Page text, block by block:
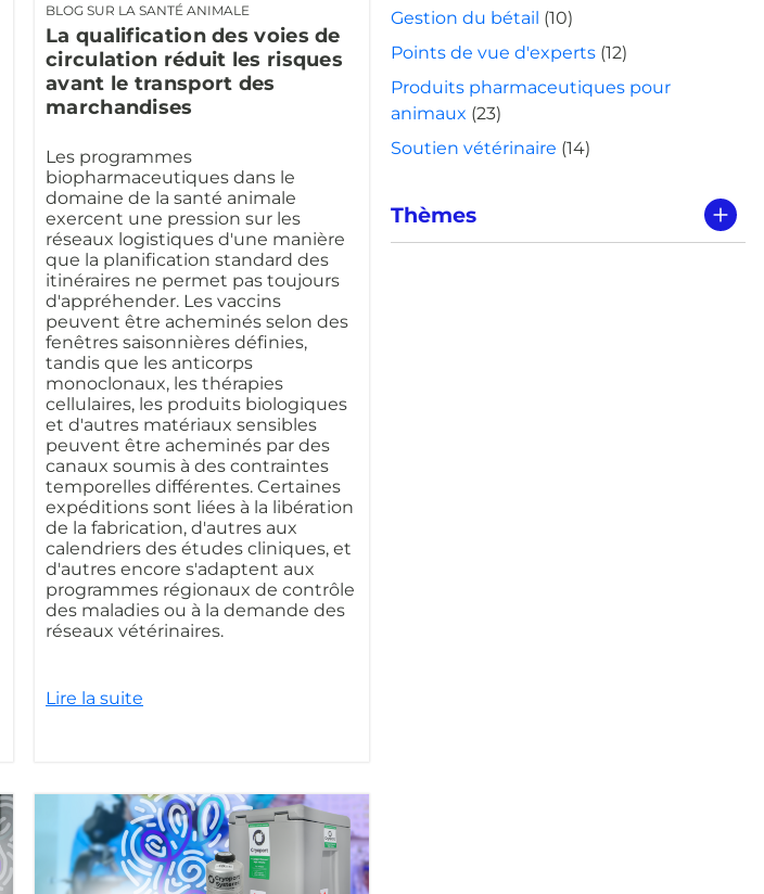
BLOG SUR LA SANTÉ ANIMALE
La qualification des voies de
circulation réduit les risques
avant le transport des
marchandises
Les programmes
biopharmaceutiques dans le
domaine de la santé animale
exercent une pression sur les
réseaux logistiques d'une manière
que la planification standard des
itinéraires ne permet pas toujours
d'appréhender. Les vaccins
peuvent être acheminés selon des
fenêtres saisonnières définies,
tandis que les anticorps
monoclonaux, les thérapies
cellulaires, les produits biologiques
et d'autres matériaux sensibles
peuvent être acheminés par des
canaux soumis à des contraintes
temporelles différentes. Certaines
expéditions sont liées à la libération
de la fabrication, d'autres aux
calendriers des études cliniques, et
d'autres encore s'adaptent aux
programmes régionaux de contrôle
des maladies ou à la demande des
réseaux vétérinaires.
Lire la suite
Gestion du bétail (10)
Points de vue d'experts(12)
Produits pharmaceutiques pour
animaux (23)
Soutien vétérinaire (14)
Thèmes